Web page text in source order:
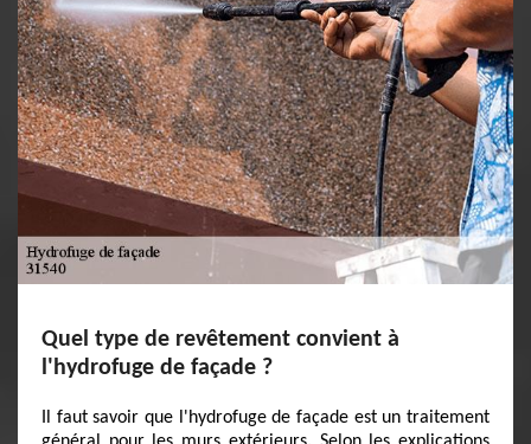
Quel type de revêtement convient à
l'hydrofuge de façade ?
Il faut savoir que l'hydrofuge de façade est un traitement